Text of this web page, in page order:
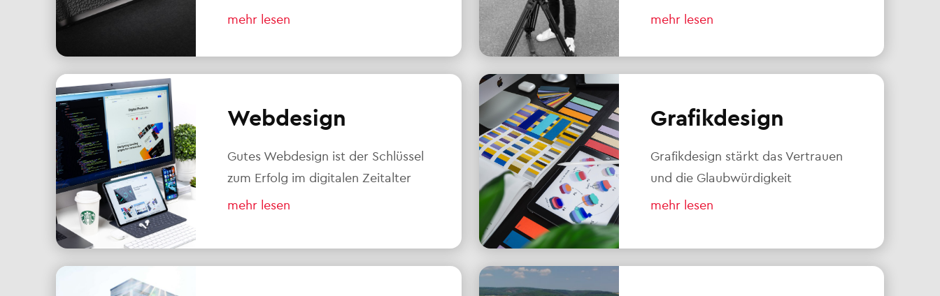
mehr lesen
mehr lesen
Webdesign
Gutes Webdesign ist der Schlüssel
zum Erfolg im digitalen Zeitalter
mehr lesen
Grafikdesign
Grafikdesign stärkt das Vertrauen
und die Glaubwürdigkeit
mehr lesen